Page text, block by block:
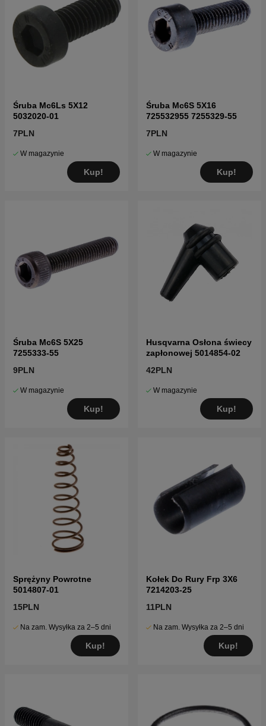
Śruba Mc6Ls 5X12
5032020-01
7PLN
W magazynie
Kup!
Śruba Mc6S 5X16
725532955 7255329-55
7PLN
W magazynie
Kup!
Śruba Mc6S 5X25
7255333-55
9PLN
W magazynie
Kup!
Husqvarna Osłona świecy
zapłonowej 5014854-02
42PLN
W magazynie
Kup!
Sprężyny Powrotne
5014807-01
15PLN
Na zam. Wysyłka za 2–5 dni
Kup!
Kołek Do Rury Frp 3X6
7214203-25
11PLN
Na zam. Wysyłka za 2–5 dni
Kup!